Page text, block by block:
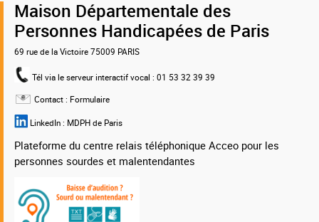
Maison Départementale des
Personnes Handicapées de Paris
69 rue de la Victoire 75009 PARIS
Tél via le serveur interactif vocal : 01 53 32 39 39
Contact : Formulaire
LinkedIn : MDPH de Paris
Plateforme du centre relais téléphonique Acceo pour les
personnes sourdes et malentendantes